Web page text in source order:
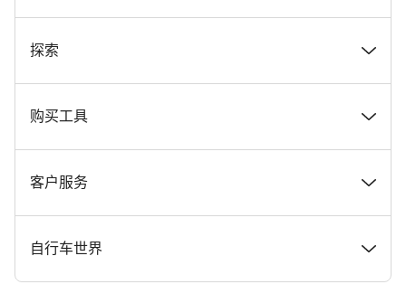
奖项
在 Canyon 工作
Canyon 新闻发布室
条款和条件
探索
新闻和故事
提示和建议
Canyon Home Koblenz
购买工具
找到您梦寐以求的 Canyon 自行车
现货自行车
客户服务
支持中心
自行车世界